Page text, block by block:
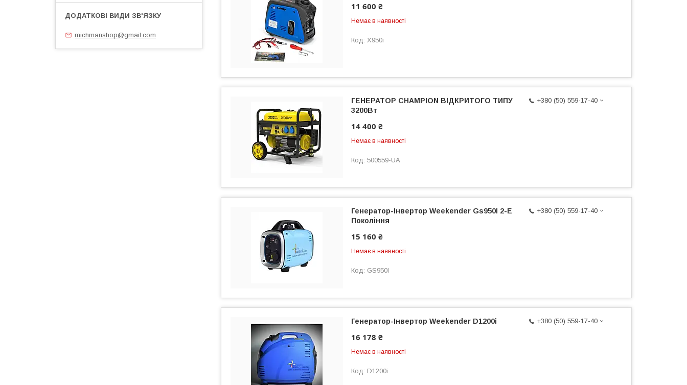
11 600 ₴
Немає в наявності
X950i
+380 (50) 559-17-40
ГЕНЕРАТОР CHAMPION ВІДКРИТОГО ТИПУ
3200Вт
14 400 ₴
Немає в наявності
500559-UA
+380 (50) 559-17-40
Генератор-Інвертор Weekender Gs950I 2-Е
Покоління
15 160 ₴
Немає в наявності
GS950I
+380 (50) 559-17-40
Генератор-Інвертор Weekender D1200i
16 178 ₴
Немає в наявності
D1200i
michmanshop@gmail.com